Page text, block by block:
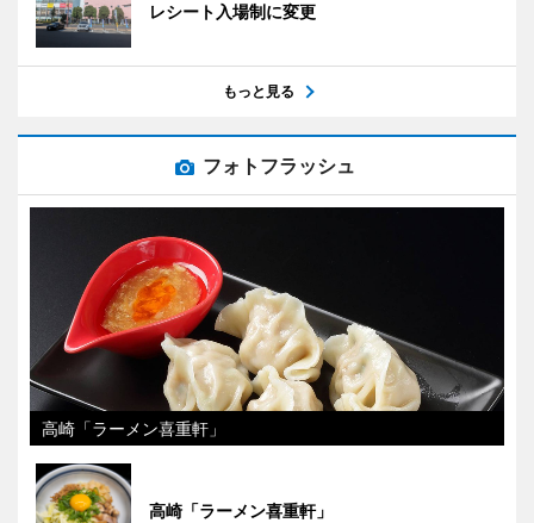
レシート入場制に変更
もっと見る
フォトフラッシュ
高崎「ラーメン喜重軒」
高崎「ラーメン喜重軒」